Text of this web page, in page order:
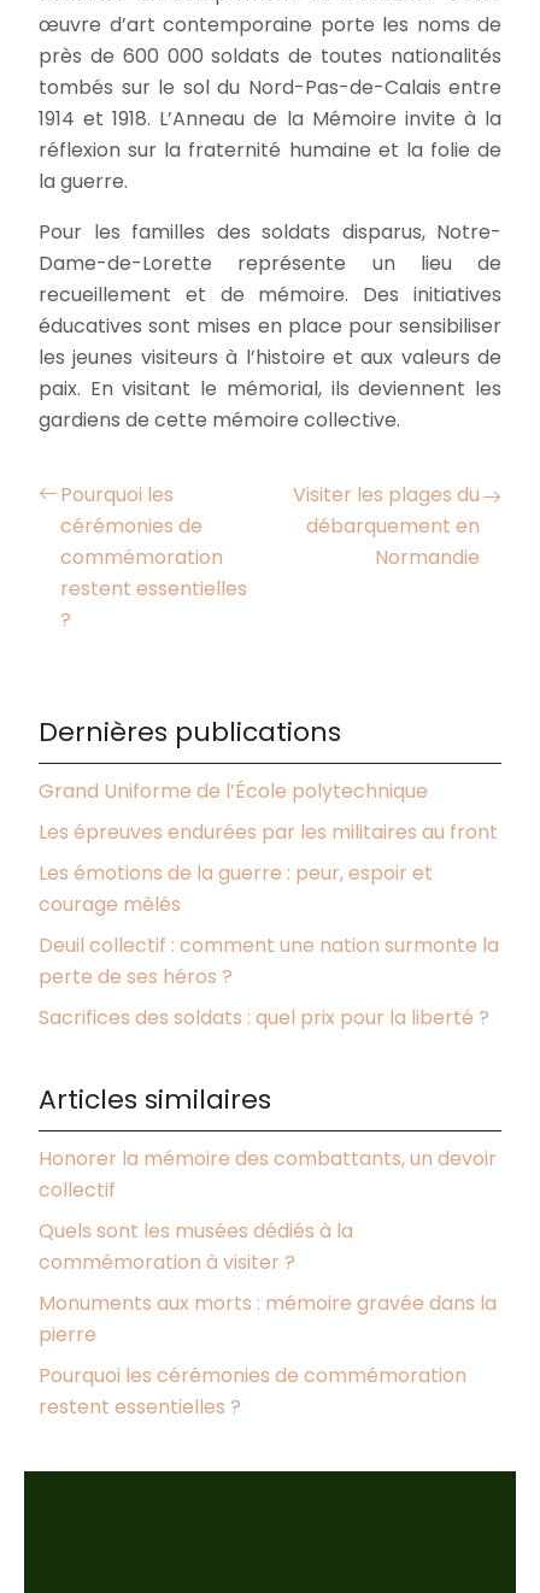
œuvre d’art contemporaine porte les noms de
près de 600 000 soldats de toutes nationalités
tombés sur le sol du Nord-Pas-de-Calais entre
1914 et 1918. L’Anneau de la Mémoire invite à la
réflexion sur la fraternité humaine et la folie de
la guerre.
Pour les familles des soldats disparus, Notre-
Dame-de-Lorette représente un lieu de
recueillement et de mémoire. Des initiatives
éducatives sont mises en place pour sensibiliser
les jeunes visiteurs à l’histoire et aux valeurs de
paix. En visitant le mémorial, ils deviennent les
gardiens de cette mémoire collective.
Pourquoi les
cérémonies de
commémoration
restent essentielles
?
Visiter les plages du
débarquement en
Normandie
Dernières publications
Grand Uniforme de l’École polytechnique
Les épreuves endurées par les militaires au front
Les émotions de la guerre : peur, espoir et
courage mêlés
Deuil collectif : comment une nation surmonte la
perte de ses héros ?
Sacrifices des soldats : quel prix pour la liberté ?
Articles similaires
Honorer la mémoire des combattants, un devoir
collectif
Quels sont les musées dédiés à la
commémoration à visiter ?
Monuments aux morts : mémoire gravée dans la
pierre
Pourquoi les cérémonies de commémoration
restent essentielles ?